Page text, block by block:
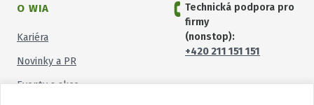
O WIA
Kariéra
Novinky a PR
Eventy a akce
Technická podpora pro
firmy
(nonstop):
+420 211 151 151